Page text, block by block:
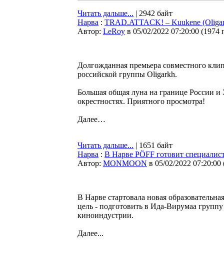
Читать дальше... | 2942 байт
Нарва : TRAD.ATTACK! – Kuukene
Автор: LeRoy в 05/02/2022 07:20:00 (1974
Долгожданная премьера совместного
российской группы Oligarkh.
Большая общая луна на границе России
окрестностях. Приятного просмотра!
Далее…
Читать дальше... | 1651 байт
Нарва : В Нарве PÖFF готовит
Автор: MONMOON в 05/02/2022 07:20:00
В Нарве стартовала новая
цель - подготовить в Ида-Вирумаа
киноиндустрии.
Далее...